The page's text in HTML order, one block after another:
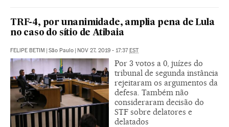
TRF-4, por unanimidade, amplia pena de Lula
no caso do sítio de Atibaia
FELIPE BETIM | São Paulo | NOV 27, 2019 - 17:37EST
Por 3 votos a 0, juízes do
tribunal de segunda instância
rejeitaram os argumentos da
defesa. Também não
consideraram decisão do
STF sobre delatores e
delatados